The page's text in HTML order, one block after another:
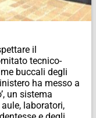
il
tecnico-
buccali degli
ha messo a
un sistema
laboratori,